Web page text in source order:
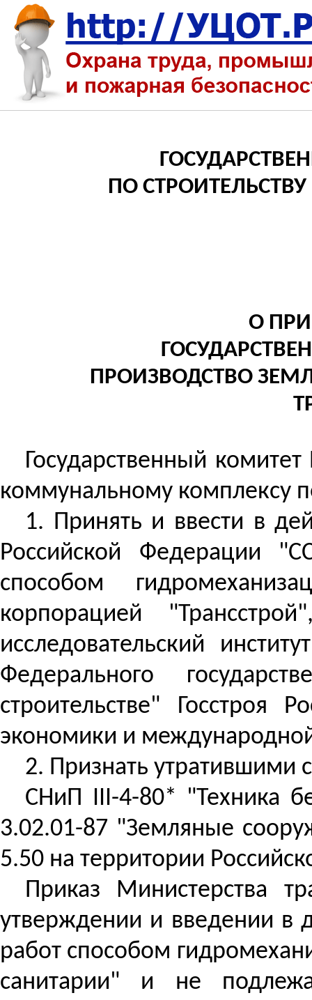
ПО
О
ПРОИЗВОДСТВО
Государственный
коммунальному комплексу
1. Принять и ввести в
Российской Федерации
способом
корпорацией "Трансстрой
исследовательский
Федерального
строительстве"
экономики и международной
2. Признать утратившими
СНиП III-4-80* "Техника
3.02.01-87 "Земляные
5.50 на территории
Приказ Министерства
утверждении и введении в
работ способом
санитарии" и не